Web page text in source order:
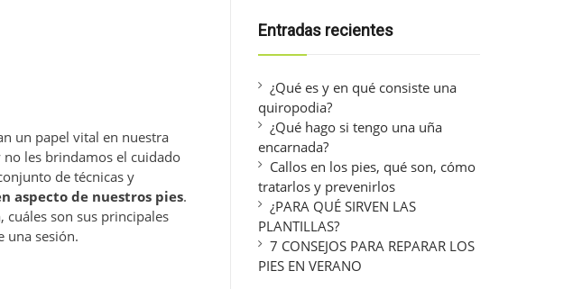
un papel vital en nuestra
les brindamos el cuidado
de técnicas y
aspecto de nuestros pies.
son sus principales
una sesión.
Entradas recientes
¿Qué es y en qué consiste una
quiropodia?
¿Qué hago si tengo una uña
encarnada?
Callos en los pies, qué son, cómo
tratarlos y prevenirlos
¿PARA QUÉ SIRVEN LAS
PLANTILLAS?
7 CONSEJOS PARA REPARAR LOS
PIES EN VERANO